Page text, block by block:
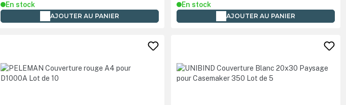
En stock
AJOUTER AU PANIER
En stock
AJOUTER AU PANIER